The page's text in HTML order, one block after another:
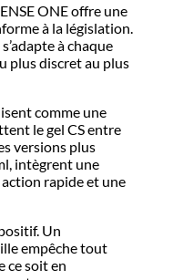
ONE offre une
à la législation.
à chaque
plus discret au plus
comme une
le gel CS entre
versions plus
intègrent une
rapide et une
Un
empêche tout
ce soit en